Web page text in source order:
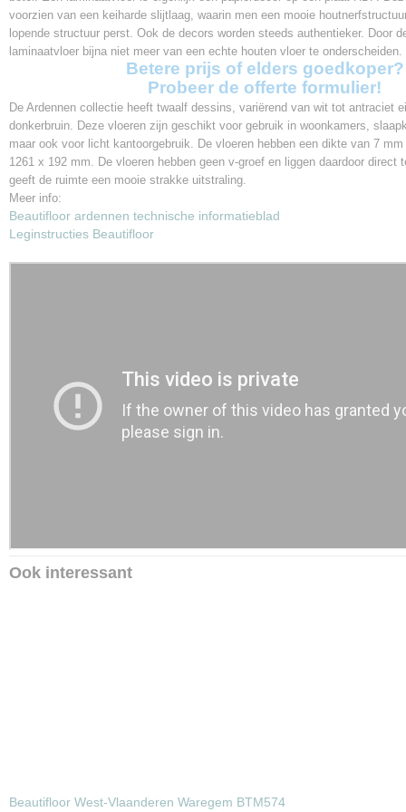
Garantie
15 jaar
V-groef
32
Slijtageklasse
AC4
Klik systeem
Uniclic
Vloerverwarming
Geschikt
0,051 m² K/W
voorzien van een keiharde slijtlaag, waarin men een mooie
lopende structuur perst. Ook de decors worden steeds authentieker. Door
laminaatvloer bijna niet meer van een echte houten vloer te onderscheiden.
Betere prijs of elders goedkoper?
Probeer de offerte formulier!
De Ardennen collectie heeft twaalf dessins, variërend van wit tot antraciet
donkerbruin. Deze vloeren zijn geschikt voor gebruik in woonkamers,
maar ook voor licht kantoorgebruik. De vloeren hebben een dikte van 7
1261 x 192 mm. De vloeren hebben geen v-groef en liggen daardoor direct
geeft de ruimte een mooie strakke uitstraling.
Meer info:
Beautifloor ardennen technische informatieblad
Leginstructies Beautifloor
Ook interessant
Beautifloor West-Vlaanderen Waregem BTM574